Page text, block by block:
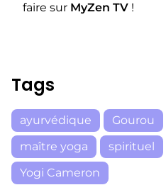
faire sur MyZen TV !
Tags
ayurvédique Gourou
maître yoga
spirituel
Yogi Cameron